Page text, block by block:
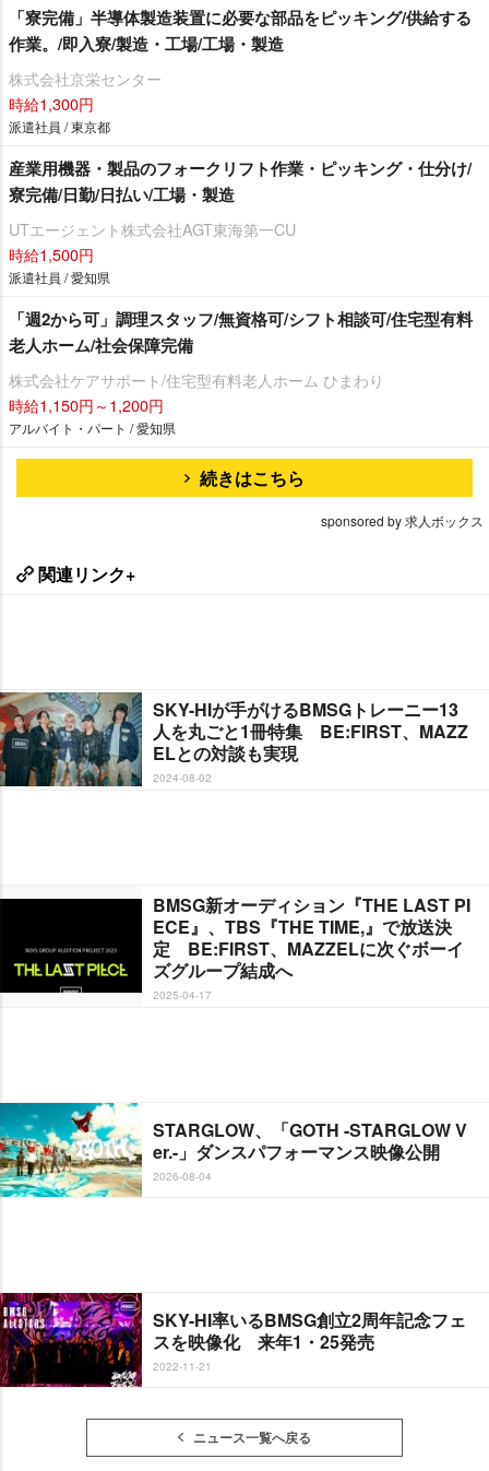
「寮完備」半導体製造装置に必要な部品をピッキング/供給する
作業。/即入寮/製造・工場/工場・製造
株式会社京栄センター
時給1,300円
派遣社員 / 東京都
産業用機器・製品のフォークリフト作業・ピッキング・仕分け/
寮完備/日勤/日払い/工場・製造
UTエージェント株式会社AGT東海第一CU
時給1,500円
派遣社員 / 愛知県
「週2から可」調理スタッフ/無資格可/シフト相談可/住宅型有料
老人ホーム/社会保障完備
株式会社ケアサポート/住宅型有料老人ホーム ひまわり
時給1,150円～1,200円
アルバイト・パート / 愛知県
続きはこちら
sponsored by 求人ボックス
関連リンク+
SKY-HIが手がけるBMSGトレーニー13
人を丸ごと1冊特集 BE:FIRST、MAZZ
ELとの対談も実現
2024-08-02
BMSG新オーディション『THE LAST PI
ECE』、TBS『THE TIME,』で放送決
定 BE:FIRST、MAZZELに次ぐボーイ
ズグループ結成へ
2025-04-17
STARGLOW、「GOTH -STARGLOW V
er.-」ダンスパフォーマンス映像公開
2026-08-04
SKY-HI率いるBMSG創立2周年記念フェ
スを映像化 来年1・25発売
2022-11-21
ニュース一覧へ戻る